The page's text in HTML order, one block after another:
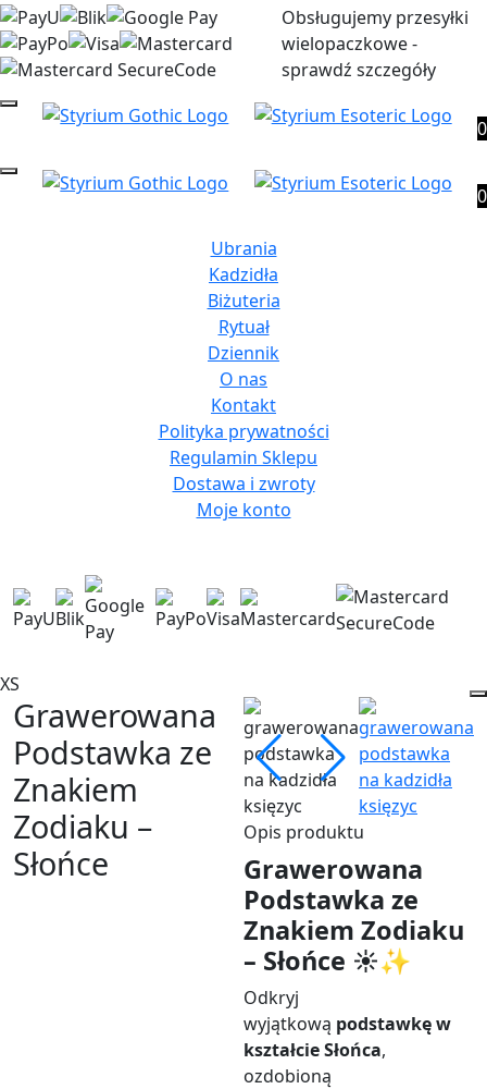
Obsługujemy przesyłki
wielopaczkowe -
sprawdź szczegóły
0
0
Ubrania
Kadzidła
Biżuteria
Rytuał
Dziennik
O nas
Kontakt
Polityka prywatności
Regulamin Sklepu
Dostawa i zwroty
Moje konto
XS
Grawerowana
Podstawka ze
Znakiem
Zodiaku –
Słońce
Opis produktu
Grawerowana
Podstawka ze
Znakiem Zodiaku
– Słońce ☀️✨
Odkryj
wyjątkową podstawkę w
kształcie Słońca,
ozdobioną